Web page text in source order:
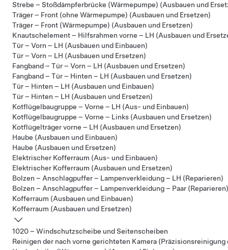
Strebe – Stoßdämpferbrücke (Wärmepumpe) (Ausbauen und
Träger – Front (ohne Wärmepumpe) (Ausbauen und Ersetzen)
Träger – Front (Wärmepumpe) (Ausbauen und Ersetzen)
Knautschelement – Hilfsrahmen vorne – LH (Ausbauen und
Tür – Vorn – LH (Ausbauen und Einbauen)
Tür – Vorn – LH (Ausbauen und Ersetzen)
Fangband – Tür – Vorn – LH (Ausbauen und Ersetzen)
Fangband – Tür – Hinten – LH (Ausbauen und Ersetzen)
Tür – Hinten – LH (Ausbauen und Einbauen)
Tür – Hinten – LH (Ausbauen und Ersetzen)
Kotflügelbaugruppe – Vorne – LH (Aus- und Einbauen)
Kotflügelbaugruppe – Vorne – Links (Ausbauen und Ersetzen)
Kotflügelträger vorne – LH (Ausbauen und Ersetzen)
Haube (Ausbauen und Einbauen)
Haube (Ausbauen und Ersetzen)
Elektrischer Kofferraum (Aus- und Einbauen)
Elektrischer Kofferraum (Ausbauen und Ersetzen)
Bolzen – Anschlagpuffer – Lampenverkleidung – LH (Reparieren)
Bolzen – Anschlagpuffer – Lampenverkleidung – Paar (Reparieren)
Kofferraum (Ausbauen und Einbauen)
Kofferraum (Ausbauen und Ersetzen)
1020 – Windschutzscheibe und Seitenscheiben
Reinigen der nach vorne gerichteten Kamera